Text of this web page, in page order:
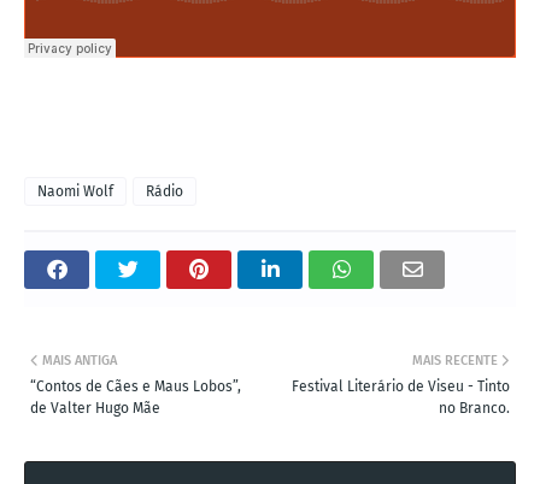
Naomi Wolf Rádio
MAIS RECENTE
Festival Literário de Viseu - Tinto
no Branco.
MAIS ANTIGA
“Contos de Cães e Maus Lobos”,
de Valter Hugo Mãe